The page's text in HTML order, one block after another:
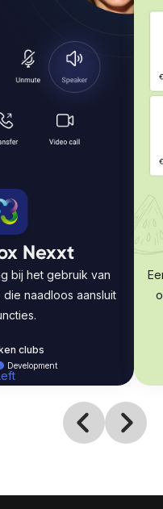
Nexxt
bij het gebruik van
die naadloos aansluit
clubs
Development